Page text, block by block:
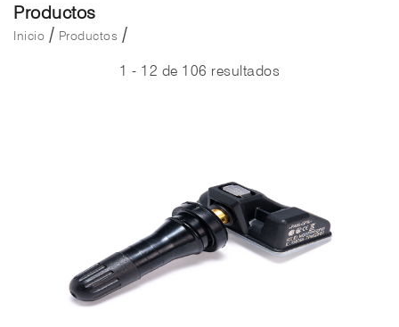
Productos
Inicio / Productos /
1 - 12 de 106 resultados